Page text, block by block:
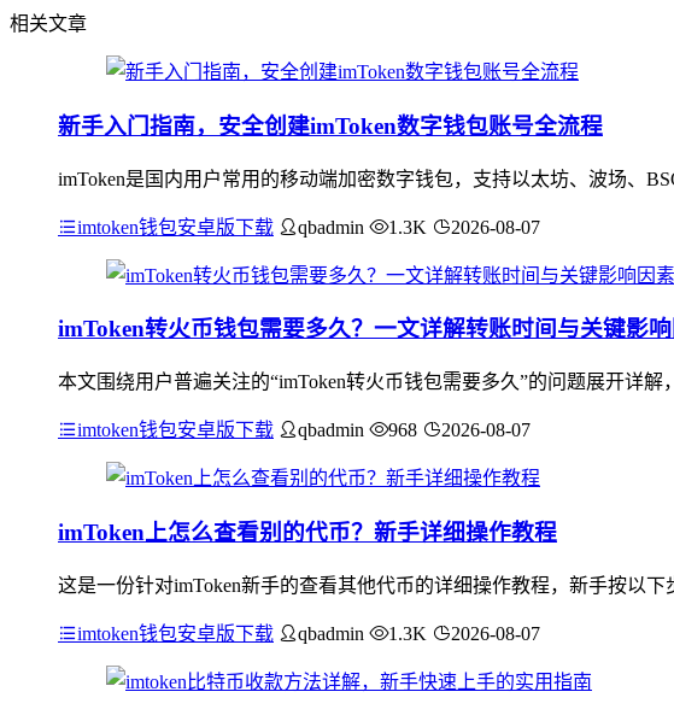
相关文章
新手入门指南，安全创建imToken数字钱包账号全流程
imToken是国内用户常用的移动端加密数字钱包，支持以太坊、波场、
imtoken钱包安卓版下载 qbadmin 1.3K 2026-08-07
imToken转火币钱包需要多久？一文详解转账时间与关键影
本文围绕用户普遍关注的“imToken转火币钱包需要多久”的问题展开详
imtoken钱包安卓版下载 qbadmin 968 2026-08-07
imToken上怎么查看别的代币？新手详细操作教程
这是一份针对imToken新手的查看其他代币的详细操作教程，新手按以
imtoken钱包安卓版下载 qbadmin 1.3K 2026-08-07